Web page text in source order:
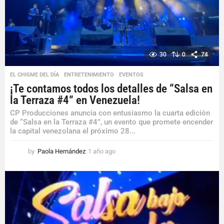
30 0 74
EL CHISME DEL DÍA ,ENTRETENIMIENTO ,EVENTOS
¡Te contamos todos los detalles de “Salsa en
la Terraza #4” en Venezuela!
CP Producciones anuncia con entusiasmo la cuarta edición
de “Salsa en la Terraza #4”, un evento que promete encender
la capital venezolana el próximo 28...
by Paola Hernández 1 año ago
ñ
a
g
o